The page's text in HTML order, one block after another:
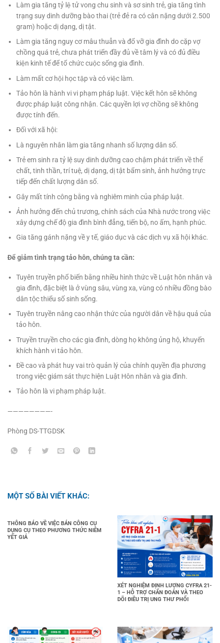
Làm gia tăng tỷ lệ tử vong chu sinh và sơ sinh trẻ, gia tăng tình
trạng suy dinh dưỡng bào thai (trẻ đẻ ra có cân nặng dưới 2.500
gram) hoặc dị dạng, dị tật.
Làm gia tăng nguy cơ mâu thuẫn và đổ vỡ gia đình do cặp vợ
chồng quá trẻ, chưa phát triển đầy đủ về tâm lý và có đủ điều
kiện kinh tế để tổ chức cuộc sống gia đình.
Làm mất cơ hội học tập và có việc làm.
Tảo hôn là hành vi vi phạm pháp luật. Việc kết hôn sẽ không
được pháp luật công nhận. Các quyền lợi vợ chồng sẽ không
được tính đến.
Đối với xã hội:
Là nguyên nhân làm gia tăng nhanh số lượng dân số.
Trẻ em sinh ra tỷ lệ suy dinh dưỡng cao chậm phát triển về thể
chất, tinh thần, trí tuệ, dị dạng, dị tật bẩm sinh, ảnh hưởng trực
tiếp đến chất lượng dân số.
Gây mất tính công bằng và nghiêm minh của pháp luật.
Ảnh hưởng đến chủ trương, chính sách của Nhà nước trong việc
xây dựng chế độ gia đình bình đẳng, tiến bộ, no ấm, hạnh phúc.
Gia tăng gánh nặng về y tế, giáo dục và các dịch vụ xã hội khác.
Để giảm tình trạng tảo hôn, chúng ta cần:
Tuyên truyền phổ biến bằng nhiều hình thức về Luật hôn nhân và
gia đình, đặc biệt là ở vùng sâu, vùng xa, vùng có nhiều đồng bào
dân tộc thiểu số sinh sống.
Tuyên truyền nâng cao nhận thức của người dân về hậu quả của
tảo hôn.
Truyền truyền cho các gia đình, dòng họ không ủng hộ, khuyến
khích hành vi tảo hôn.
Đề cao và phát huy vai trò quản lý của chính quyền địa phương
trong việc giám sát thực hiện Luật Hôn nhân và gia đình.
Tảo hôn là vi phạm pháp luật.
————————-
Phòng DS-TTGDSK
MỘT SỐ BÀI VIẾT KHÁC:
THÔNG BÁO VỀ VIỆC BÁN CÔNG CỤ
DỤNG CỤ THEO PHƯƠNG THỨC NIÊM
YẾT GIÁ
XÉT NGHIỆM ĐỊNH LƯỢNG CYFRA 21-
1 – HỖ TRỢ CHẨN ĐOÁN VÀ THEO
DÕI ĐIỀU TRỊ UNG THƯ PHỔI